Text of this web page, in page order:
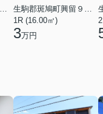
1R (16.00㎡)
3万円